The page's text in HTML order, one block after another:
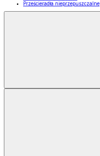
Prześcieradła nieprzepuszczalne